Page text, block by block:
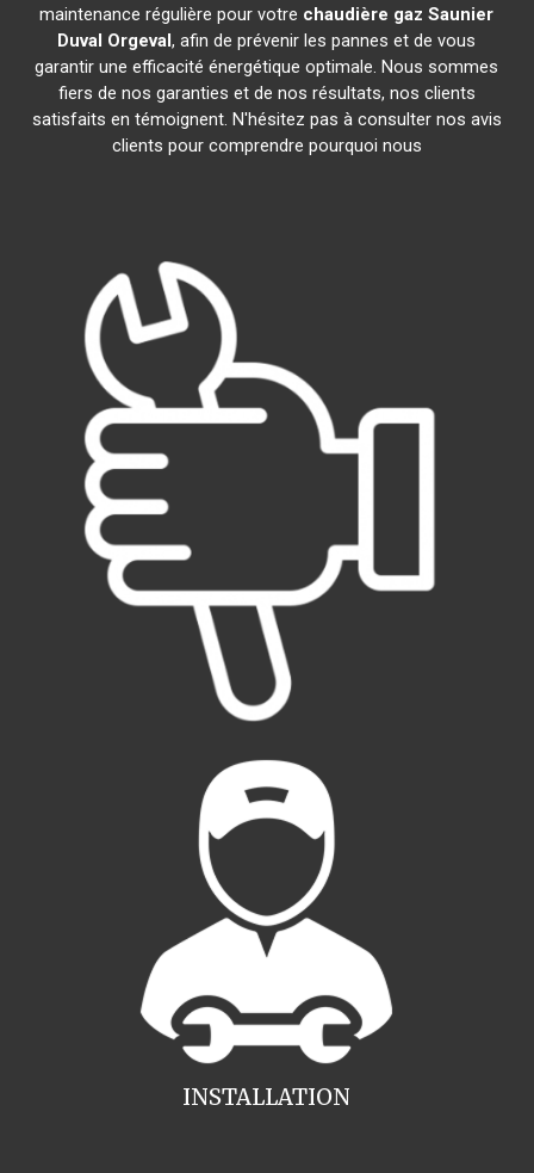
maintenance régulière pour votre chaudière gaz Saunier
Duval Orgeval, afin de prévenir les pannes et de vous
garantir une efficacité énergétique optimale. Nous sommes
fiers de nos garanties et de nos résultats, nos clients
satisfaits en témoignent. N'hésitez pas à consulter nos avis
clients pour comprendre pourquoi nous
INSTALLATION